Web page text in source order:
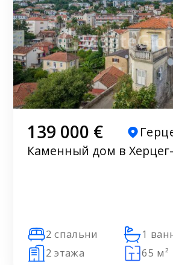
139 000 €
Каменный дом в
2 спальни
1
2 этажа
65 м²